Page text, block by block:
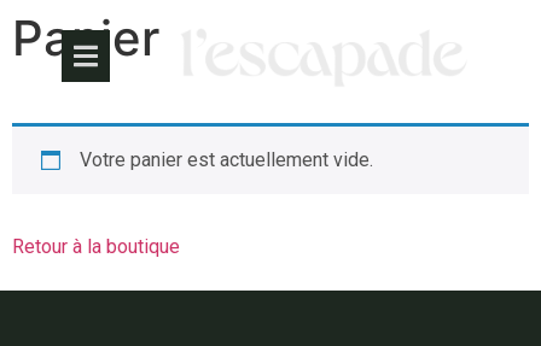
Panier
Votre panier est actuellement vide.
Retour à la boutique